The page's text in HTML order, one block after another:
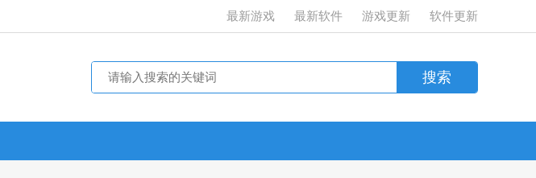
最新游戏 最新软件 游戏更新 软件更新